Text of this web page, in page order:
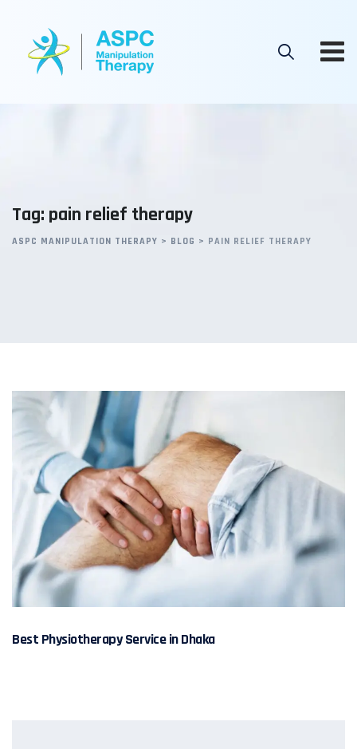
content
Tag: pain relief therapy
ASPC MANIPULATION THERAPY > BLOG > PAIN RELIEF THERAPY
Best Physiotherapy Service in Dhaka